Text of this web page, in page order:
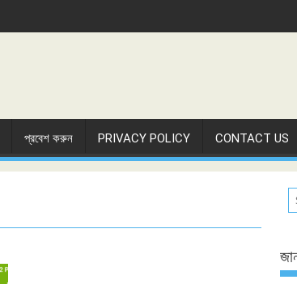
প্রবেশ করুন PRIVACY POLICY CONTACT US